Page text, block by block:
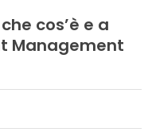
cos’è e a
Management